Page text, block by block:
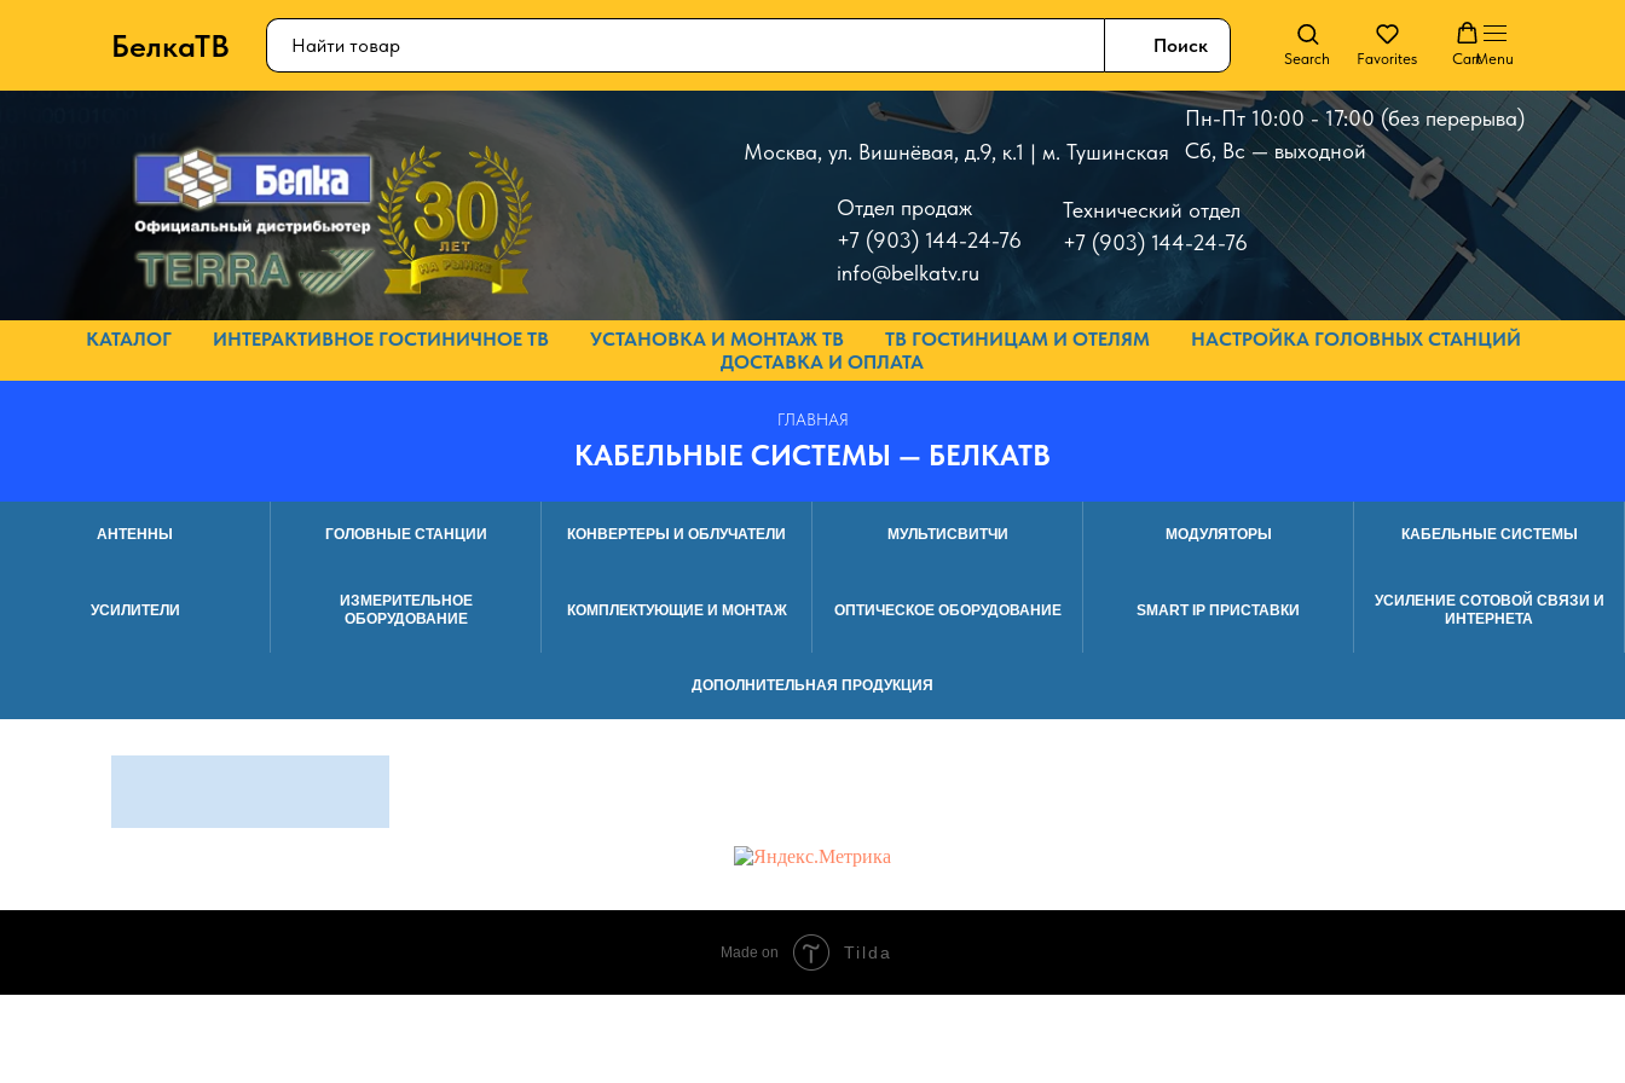
БелкаТВ Поиск
Search Favorites CartMenu
Москва, ул. Вишнёвая, д.9, к.1 | м. Тушинская
Отдел продаж
+7 (903) 144-24-76
info@belkatv.ru
Пн-Пт 10:00 - 17:00 (без перерыва)
Сб, Вс — выходной
Технический отдел
+7 (903) 144-24-76
КАТАЛОГ ИНТЕРАКТИВНОЕ ГОСТИНИЧНОЕ ТВ УСТАНОВКА И МОНТАЖ ТВ ТВ ГОСТИНИЦАМ И ОТЕЛЯМ
НАСТРОЙКА ГОЛОВНЫХ СТАНЦИЙ
ДОСТАВКА И ОПЛАТА
ГЛАВНАЯ
КАБЕЛЬНЫЕ СИСТЕМЫ — БЕЛКАТВ
АНТЕННЫ ГОЛОВНЫЕ СТАНЦИИ КОНВЕРТЕРЫ И ОБЛУЧАТЕЛИ МУЛЬТИСВИТЧИ МОДУЛЯТОРЫ КАБЕЛЬНЫЕ СИСТЕМЫ
УСИЛИТЕЛИ
ИЗМЕРИТЕЛЬНОЕ
ОБОРУДОВАНИЕ
КОМПЛЕКТУЮЩИЕ И МОНТАЖ ОПТИЧЕСКОЕ ОБОРУДОВАНИЕ SMART IP ПРИСТАВКИ
УСИЛЕНИЕ СОТОВОЙ СВЯЗИ И
ИНТЕРНЕТА
ДОПОЛНИТЕЛЬНАЯ ПРОДУКЦИЯ
Made on Tilda